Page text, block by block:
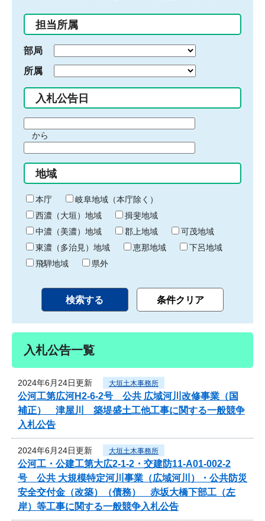
入
力
担当所属
部局
所属
入札公告日
間
始
り
から
間
終
わ
り
地域
本庁
岐阜地域（本庁除く）
西濃（大垣）地域
揖斐地域
中濃（美濃）地域
郡上地域
可茂地域
東濃（多治見）地域
恵那地域
下呂地域
飛騨地域
県外
入札公告一覧
2024年6月24日更新 大垣土木事務所
公河工第広河H2-6-2号 公共 広域河川改修事業（国
補正） 津屋川 築堤盛土工他工事に関する一般競争
入札公告
2024年6月24日更新 大垣土木事務所
公河工・公建工第大広2-1-2・交建防11-A01-002-2
号 公共 大規模特定河川事業（広域河川）・公共防災
安全交付金（改築）（債務） 赤坂大橋下部工（左
岸）等工事に関する一般競争入札公告